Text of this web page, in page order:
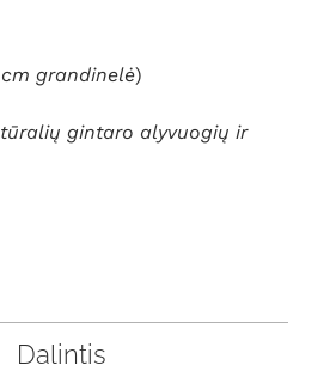
grandinelė)
gintaro alyvuogių ir
Dalintis